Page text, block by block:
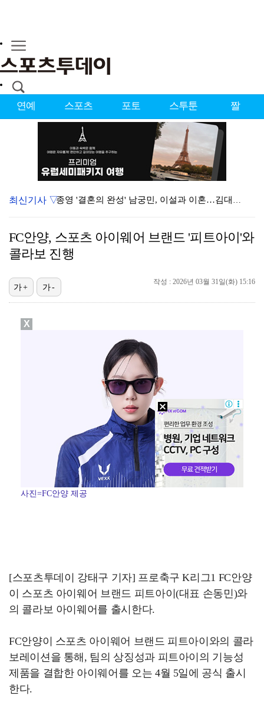
연예 스포츠 포토 스투툰 짤
종영 '결혼의 완성' 남궁민, 이설과 이혼…김대명·우지…
'미우새' 탁재훈, 50대 마지막 생일날 '아근진' 폐…
'7번' 이강인, 한국 팬들 앞에서 AT마드리드 데뷔……
[ST포토] 이강인, 이제는 AT마드리드
[ST포토] 이강인, '새 유니폼 어때요?'
최신기사 ▽
FC안양, 스포츠 아이웨어 브랜드 '피트아이'와
콜라보 진행
작성 : 2026년 03월 31일(화) 15:16
가+ 가-
사진=FC안양 제공
[스포츠투데이 강태구 기자] 프로축구 K리그1 FC안양
이 스포츠 아이웨어 브랜드 피트아이(대표 손동민)와
의 콜라보 아이웨어를 출시한다.
FC안양이 스포츠 아이웨어 브랜드 피트아이와의 콜라
보레이션을 통해, 팀의 상징성과 피트아이의 기능성
제품을 결합한 아이웨어를 오는 4월 5일에 공식 출시
한다.
X